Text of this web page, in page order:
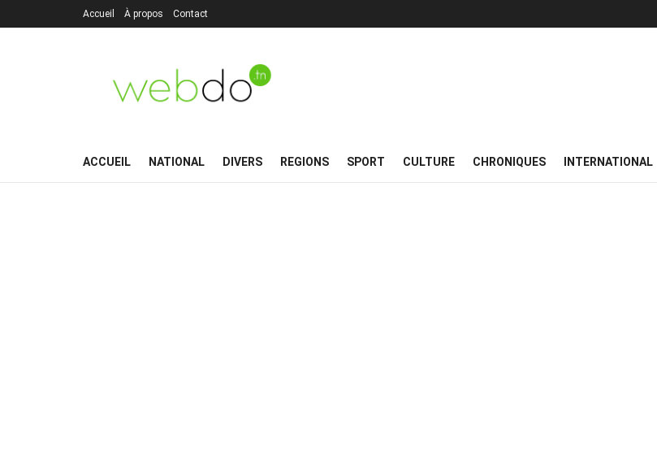
Accueil À propos Contact
ACCUEIL NATIONAL DIVERS REGIONS SPORT CULTURE CHRONIQUES INTERNATIONAL